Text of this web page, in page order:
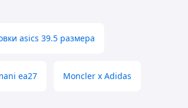
asics 39.5 размера
ea27 Moncler x Adidas